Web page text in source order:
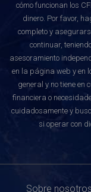
cómo funcionan los
dinero. Por favor,
completo y
continuar,
asesoramiento
en la página web y en
general y no tiene
financiera o
cuidadosamente y
si operar con
Sobre nosotros